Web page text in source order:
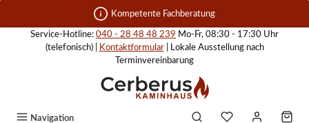
Zum Hauptinhalt springen Kompetente Fachberatung
Service-Hotline: 040 - 28 48 48 239 Mo-Fr, 08:30 - 17:30 Uhr
(telefonisch) |
Kontaktformular| Lokale Ausstellung nach
Terminvereinbarung
Navigation